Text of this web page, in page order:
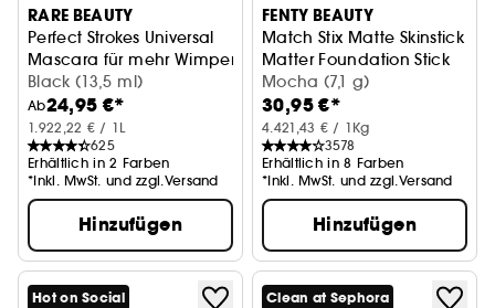
RARE BEAUTY
Perfect Strokes Universal
Mascara für mehr Wimpern-Volumen
Black (13,5 ml)
Ab24,95 €*
1.922,22 € / 1L
625
Erhältlich in 2 Farben
*Inkl. MwSt. und zzgl.Versand
Hinzufügen
FENTY BEAUTY
Match Stix Matte Skinstick
Matter Foundation Stick
Mocha (7,1 g)
30,95 €*
4.421,43 € / 1Kg
3578
Erhältlich in 8 Farben
*Inkl. MwSt. und zzgl.Versand
Hinzufügen
Hot on Social Clean at Sephora